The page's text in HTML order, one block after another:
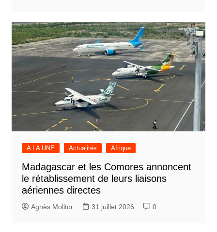
A LA UNE Actualités Afrique
Madagascar et les Comores annoncent
le rétablissement de leurs liaisons
aériennes directes
Agnès Molitor 31 juillet 2026 0